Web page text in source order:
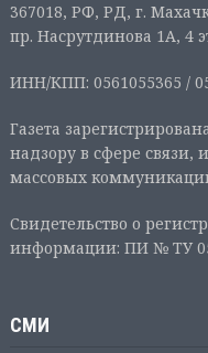
367018, РФ, РД, г.
пр. Насрутдинова 1А, 4
ИНН/КПП: 0561055365 /
Газета
надзору в сфере
массовых
Свидетельство о
информации: ПИ № ТУ
СМИ